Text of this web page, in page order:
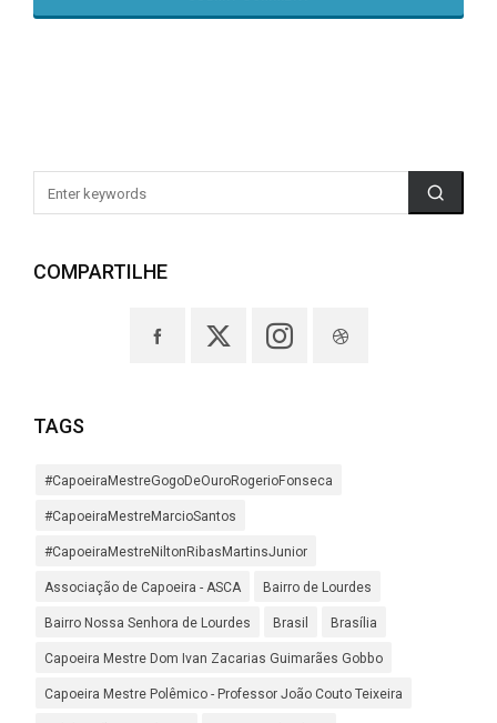
COMPARTILHE
TAGS
#CapoeiraMestreGogoDeOuroRogerioFonseca
#CapoeiraMestreMarcioSantos
#CapoeiraMestreNiltonRibasMartinsJunior
Associação de Capoeira - ASCA Bairro de Lourdes
Bairro Nossa Senhora de Lourdes Brasil Brasília
Capoeira Mestre Dom Ivan Zacarias Guimarães Gobbo
Capoeira Mestre Polêmico - Professor João Couto Teixeira